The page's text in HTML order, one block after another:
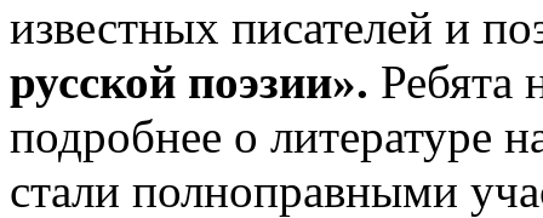
известных писателей и
русской поэзии». Ребята
подробнее о литературе
стали полноправными